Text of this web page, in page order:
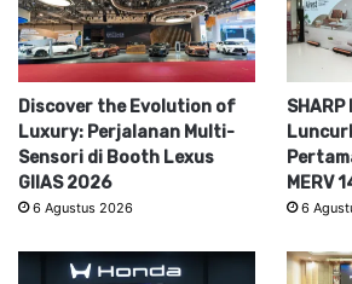
Discover the Evolution of
Luxury: Perjalanan Multi-
Sensori di Booth Lexus
GIIAS 2026
6 Agustus 2026
MERV
6